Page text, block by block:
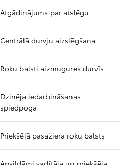
Atgādinājums par atslēgu
Centrālā durvju aizslēgšana
Roku balsti aizmugures durvīs
Dzinēja iedarbināšanas
spiedpoga
Priekšējā pasažiera roku balsts